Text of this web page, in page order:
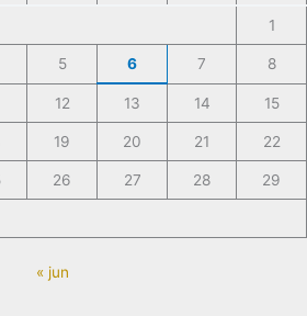
1
5 6 7 8
12 13 14 15
19 20 21 22
26 27 28 29
« jun